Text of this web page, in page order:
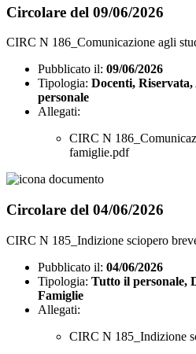
Circolare del 09/06/2026
CIRC N 186_Comunicazione agli
Pubblicato il: 09/06/2026
Tipologia: Docenti,
personale
Allegati:
CIRC N
famiglie.pdf
Circolare del 04/06/2026
CIRC N 185_Indizione sciopero
Pubblicato il: 04/06/2026
Tipologia: Tutto il personale,
Famiglie
Allegati:
CIRC N 185_Indizione